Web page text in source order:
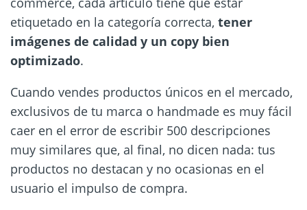
etiquetado en la categoría correcta, tener
imágenes de calidad y un copy bien
optimizado.
Cuando vendes productos únicos en el mercado,
exclusivos de tu marca o handmade es muy fácil
caer en el error de escribir 500 descripciones
muy similares que, al final, no dicen nada: tus
productos no destacan y no ocasionas en el
usuario el impulso de compra.